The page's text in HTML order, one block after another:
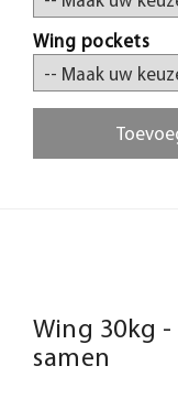
Wing pockets
Wing 30kg
samen